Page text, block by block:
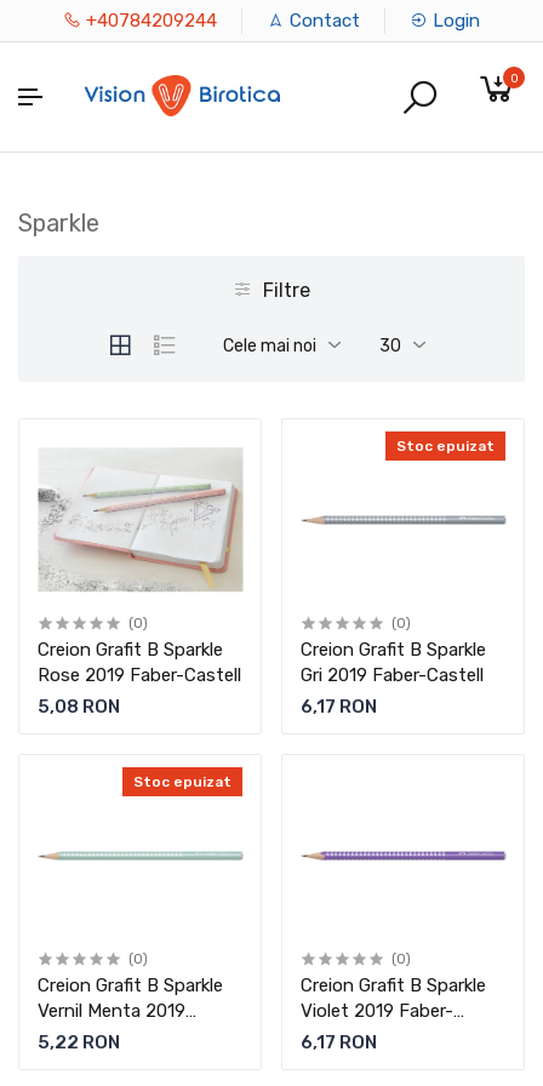
+40784209244 Contact Login
0
Sparkle
Filtre
Cele mai noi 30
(0)
Creion Grafit B Sparkle
Rose 2019 Faber-Castell
5,08 RON
Stoc epuizat
(0)
Creion Grafit B Sparkle
Gri 2019 Faber-Castell
6,17 RON
Stoc epuizat
(0)
Creion Grafit B Sparkle
Vernil Menta 2019
Faber-Castell
5,22 RON
(0)
Creion Grafit B Sparkle
Violet 2019 Faber-
Castell
6,17 RON